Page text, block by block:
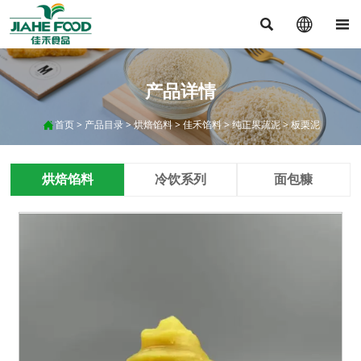
  
产品详情
首页> 产品目录>烘焙馅料>佳禾馅料>纯正果蔬泥>板栗泥
烘焙馅料 冷饮系列 面包糠